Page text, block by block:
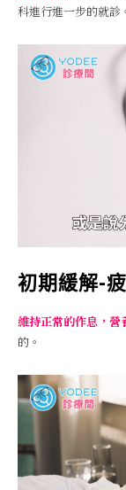
科進行進一步的就診
初期緩解-
維持正常的作息，營
的。